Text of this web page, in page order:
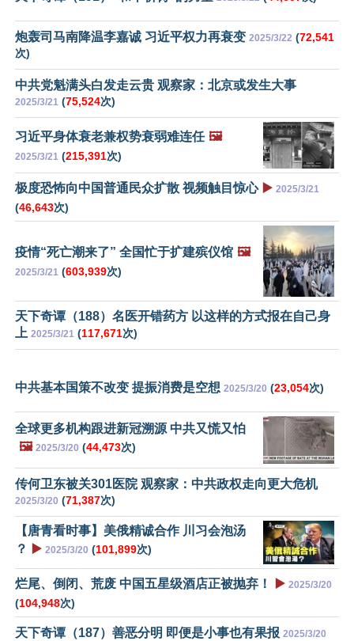
炮轰司马南降温李嘉诚 习近平权力再衰变 2025/3/22 (72,541
次)
中共党魁满头白发走云贵 观察家：北京或发生大事
2025/3/21 (75,524次)
习近平身体衰老兼权势衰弱难连任 🖼️
2025/3/21 (215,391次)
极度恐怖向中国普通民众扩散 视频触目惊心 ▶️ 2025/3/21
(46,643次)
疫情“死亡潮来了” 全国忙于扩建殡仪馆 🖼️
2025/3/21 (603,939次)
天下奇谭（188）名医开错药方 以这样的方式报在自己身
上 2025/3/21 (117,671次)
中共基本国策不改变 提振消费是空想 2025/3/20 (23,054次)
全球更多机构跟进新冠溯源 中共又慌又怕
🖼️ 2025/3/20 (44,473次)
传何卫东被关301医院 观察家：中共政权走向更大危机
2025/3/20 (71,387次)
【唐青看时事】美俄精诚合作 川习会泡汤
？
▶️ 2025/3/20 (101,899次)
烂尾、倒闭、荒废 中国五星级酒店正被抛弃！ ▶️ 2025/3/20
(104,948次)
天下奇谭（187）善恶分明 即便是小事也有果报 2025/3/20